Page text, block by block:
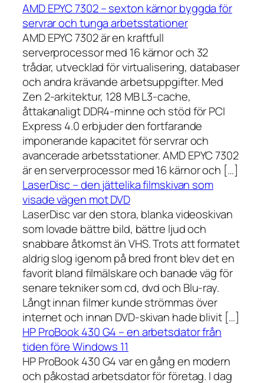
AMD EPYC 7302 – sexton kärnor byggda för
servrar och tunga arbetsstationer
AMD EPYC 7302 är en kraftfull
serverprocessor med 16 kärnor och 32
trådar, utvecklad för virtualisering, databaser
och andra krävande arbetsuppgifter. Med
Zen 2-arkitektur, 128 MB L3-cache,
åttakanaligt DDR4-minne och stöd för PCI
Express 4.0 erbjuder den fortfarande
imponerande kapacitet för servrar och
avancerade arbetsstationer. AMD EPYC 7302
är en serverprocessor med 16 kärnor och […]
LaserDisc – den jättelika filmskivan som
visade vägen mot DVD
LaserDisc var den stora, blanka videoskivan
som lovade bättre bild, bättre ljud och
snabbare åtkomst än VHS. Trots att formatet
aldrig slog igenom på bred front blev det en
favorit bland filmälskare och banade väg för
senare tekniker som cd, dvd och Blu-ray.
Långt innan filmer kunde strömmas över
internet och innan DVD-skivan hade blivit […]
HP ProBook 430 G4 – en arbetsdator från
tiden före Windows 11
HP ProBook 430 G4 var en gång en modern
och påkostad arbetsdator för företag. I dag